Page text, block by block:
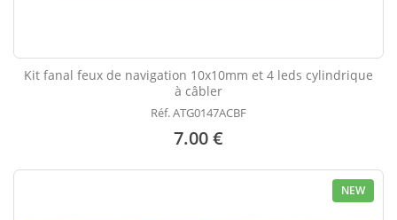
Kit fanal feux de navigation 10x10mm et 4 leds cylindrique
à câbler
Réf. ATG0147ACBF
7.00 €
NEW